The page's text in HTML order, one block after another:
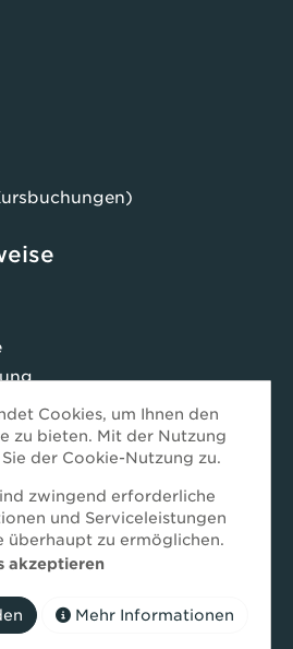
-
anmelden:
Cookies, um Ihnen den
zu bieten. Mit der Nutzung
der Cookie-Nutzung zu.
zwingend erforderliche
und Serviceleistungen
überhaupt zu ermöglichen.
akzeptieren
Mehr Informationen